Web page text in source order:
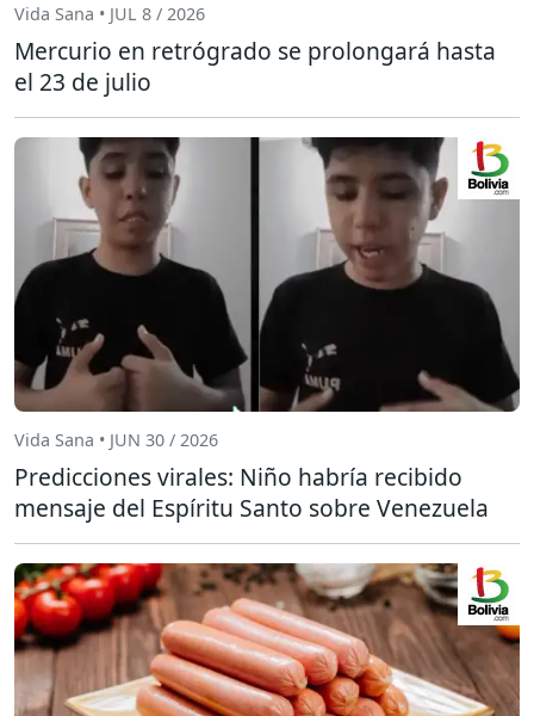
Vida Sana • JUL 8 / 2026
Mercurio en retrógrado se prolongará hasta
el 23 de julio
Vida Sana • JUN 30 / 2026
Predicciones virales: Niño habría recibido
mensaje del Espíritu Santo sobre Venezuela